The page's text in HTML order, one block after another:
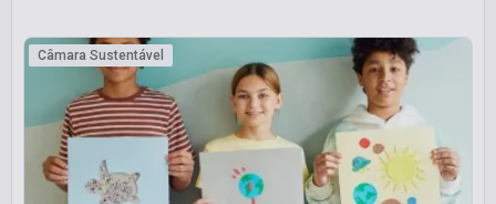
Câmara Sustentável